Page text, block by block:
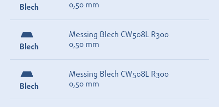
Blech
0,50 mm
Blech
Messing Blech CW508L R300
0,50 mm
Blech
Messing Blech CW508L R300
0,50 mm